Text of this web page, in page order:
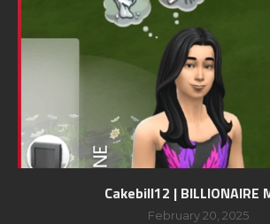
Cakebill12 | BILLIONAIRE
February 20, 2025